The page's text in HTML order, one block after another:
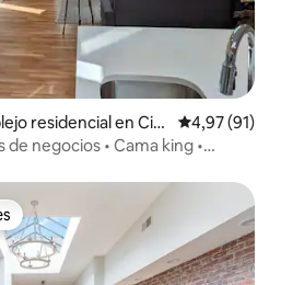
residencial en Cin
Calificación
4,97 (91)
negocios • Cama king •